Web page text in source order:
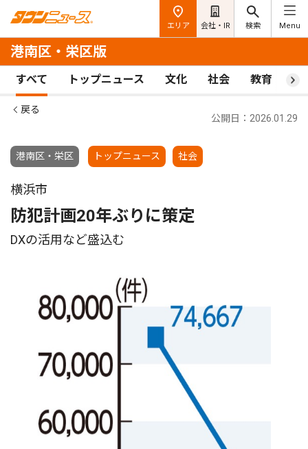
エリア 会社・IR 検索 Menu
港南区・栄区版
すべて トップニュース 文化 社会 教育 ス
戻る
港南区・栄区 トップニュース 社会
公開日：2026.01.29
横浜市
防犯計画20年ぶりに策定
DXの活用など盛込む